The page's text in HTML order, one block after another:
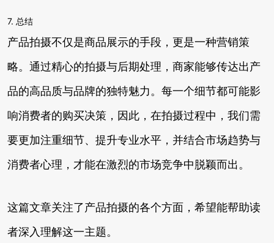
7. 总结
产品拍摄不仅是商品展示的手段，更是一种营销策
略。通过精心的拍摄与后期处理，商家能够传达出产
品的高品质与品牌的独特魅力。每一个细节都可能影
响消费者的购买决策，因此，在拍摄过程中，我们需
要更加注重细节、提升专业水平，并结合市场趋势与
消费者心理，才能在激烈的市场竞争中脱颖而出。
这篇文章关注了产品拍摄的各个方面，希望能帮助读
者深入理解这一主题。